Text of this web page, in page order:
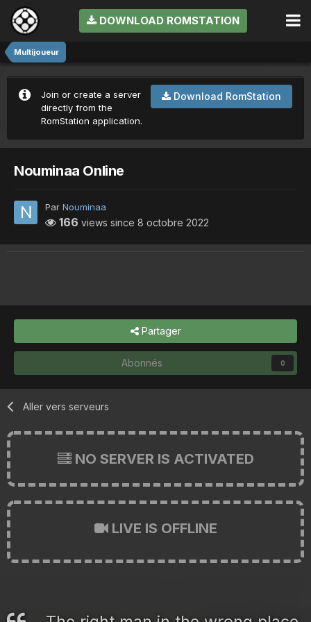
DOWNLOAD ROMSTATION
Multijoueur
Download RomStation
Join or create a server
directly from the
RomStation application.
Nouminaa Online
Par Nouminaa
166 views since 8 octobre 2022
Partager
Abonnés 0
Aller vers serveurs
NO SERVER IS ACTIVATED
LIVE IS OFFLINE